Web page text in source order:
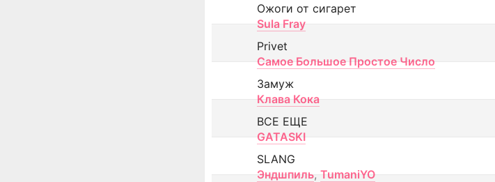
Ожоги от сигарет
Sula Fray
Privet
Самое Большое Простое Число
Замуж
Клава Кока
ВСЕ ЕЩЕ
GATASKI
SLANG
Эндшпиль, TumaniYO